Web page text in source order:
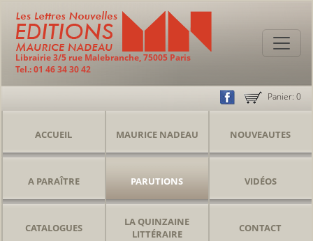
Librairie 3/5 rue Malebranche, 75005 Paris
Tel.: 01 46 34 30 42
Panier: 0
ACCUEIL MAURICE NADEAU NOUVEAUTES
A PARAÎTRE PARUTIONS VIDÉOS
CATALOGUES
LA QUINZAINE
LITTÉRAIRE
CONTACT